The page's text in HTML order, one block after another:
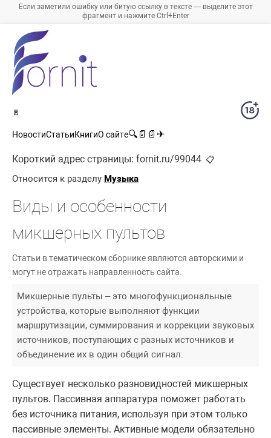
Если заметили ошибку или битую ссылку в тексте — выделите этот
фрагмент и нажмите Ctrl+Enter
🚪
НовостиСтатьиКнигиО сайте🔍 📄 📄 ✈
Короткий адрес страницы: fornit.ru/99044 📋
Относится к разделу Музыка
Виды и особенности
микшерных пультов
Статьи в тематическом сборнике являются авторскими и
могут не отражать направленность сайта.
Микшерные пульты – это многофункциональные
устройства, которые выполняют функции
маршрутизации, суммирования и коррекции звуковых
источников, поступающих с разных источников и
объединение их в один общий сигнал.
Существует несколько разновидностей микшерных
пультов. Пассивная аппаратура поможет работать
без источника питания, используя при этом только
пассивные элементы. Активные модели обязательно